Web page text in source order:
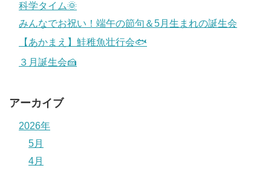
科学タイム🌞
みんなでお祝い！端午の節句＆5月生まれの誕生会
【あかまえ】鮭稚魚壮行会🐟
３月誕生会🍰
アーカイブ
2026年
5月
4月